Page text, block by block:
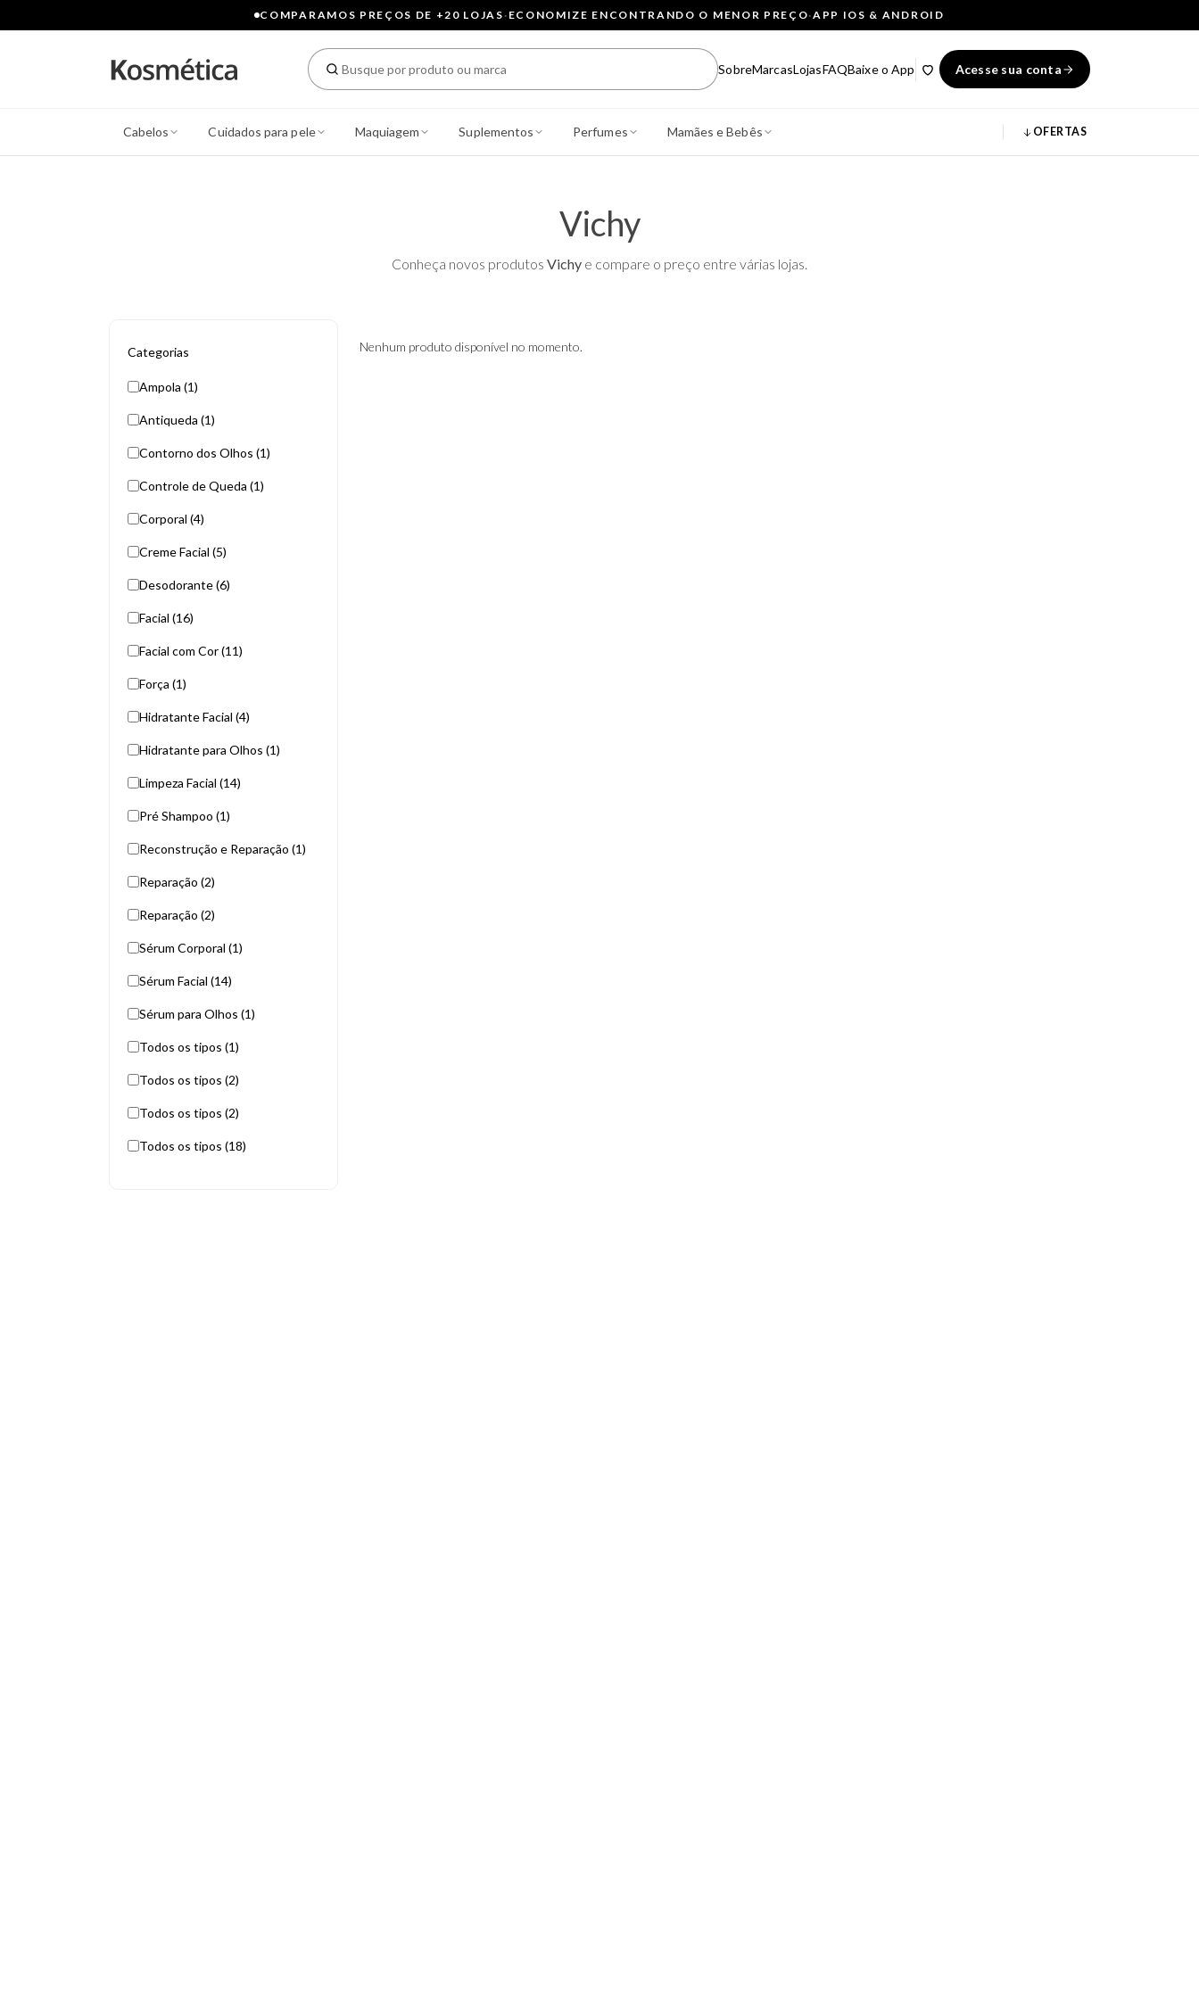
COMPARAMOS PREÇOS DE +20 LOJAS· ECONOMIZE ENCONTRANDO O MENOR PREÇO·APP IOS & ANDROID
SobreMarcasLojasFAQBaixe o App Acesse sua conta
Cabelos Cuidados para pele Maquiagem Suplementos Perfumes Mamães e Bebês OFERTAS
Vichy
Conheça novos produtos Vichy e compare o preço entre várias lojas.
Categorias
Ampola (1)
Antiqueda (1)
Contorno dos Olhos (1)
Controle de Queda (1)
Corporal (4)
Creme Facial (5)
Desodorante (6)
Facial (16)
Facial com Cor (11)
Força (1)
Hidratante Facial (4)
Hidratante para Olhos (1)
Limpeza Facial (14)
Pré Shampoo (1)
Reconstrução e Reparação (1)
Reparação (2)
Reparação (2)
Sérum Corporal (1)
Sérum Facial (14)
Sérum para Olhos (1)
Todos os tipos (1)
Todos os tipos (2)
Todos os tipos (2)
Todos os tipos (18)
Nenhum produto disponível no momento.